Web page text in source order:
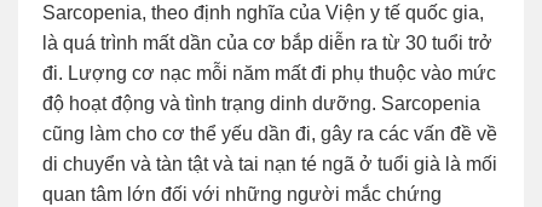
Sarcopenia, theo định nghĩa của Viện y tế quốc gia,
là quá trình mất dần của cơ bắp diễn ra từ 30 tuổi trở
đi. Lượng cơ nạc mỗi năm mất đi phụ thuộc vào mức
độ hoạt động và tình trạng dinh dưỡng. Sarcopenia
cũng làm cho cơ thể yếu dần đi, gây ra các vấn đề về
di chuyển và tàn tật và tai nạn té ngã ở tuổi già là mối
quan tâm lớn đối với những người mắc chứng